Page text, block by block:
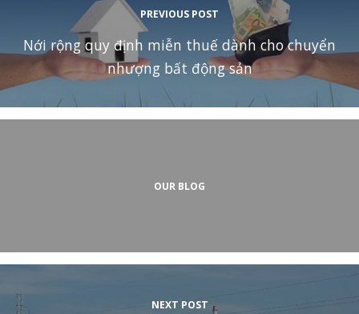
PREVIOUS POST
Nới rộng quy định miễn thuế dành cho chuyển
nhượng bất động sản
OUR BLOG
NEXT POST